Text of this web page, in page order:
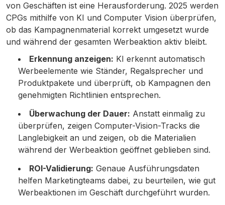
von Geschäften ist eine Herausforderung. 2025 werden
CPGs mithilfe von KI und Computer Vision überprüfen,
ob das Kampagnenmaterial korrekt umgesetzt wurde
und während der gesamten Werbeaktion aktiv bleibt.
Erkennung anzeigen: KI erkennt automatisch
Werbeelemente wie Ständer, Regalsprecher und
Produktpakete und überprüft, ob Kampagnen den
genehmigten Richtlinien entsprechen.
Überwachung der Dauer: Anstatt einmalig zu
überprüfen, zeigen Computer-Vision-Tracks die
Langlebigkeit an und zeigen, ob die Materialien
während der Werbeaktion geöffnet geblieben sind.
ROI-Validierung: Genaue Ausführungsdaten
helfen Marketingteams dabei, zu beurteilen, wie gut
Werbeaktionen im Geschäft durchgeführt wurden.